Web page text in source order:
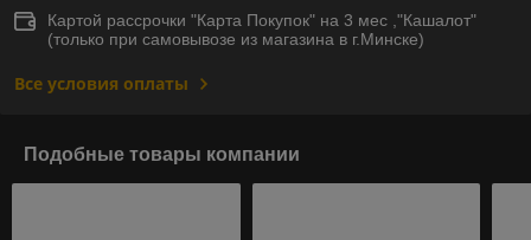
Картой рассрочки "Карта Покупок" на 3 мес ,"Кашалот"
(только при самовывозе из магазина в г.Минске)
Все условия оплаты
Подобные товары компании